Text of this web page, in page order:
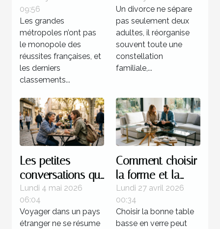
réalité française
09:56
Les grandes
métropoles n’ont pas
le monopole des
réussites françaises, et
les derniers
classements...
juridiques après
une séparation ?
Un divorce ne sépare
pas seulement deux
adultes, il réorganise
souvent toute une
constellation
familiale,...
Les petites
conversations qui
transforment
l’expérience d’un
pays
Lundi 4 mai 2026
06:04
Voyager dans un pays
étranger ne se résume
Comment choisir
la forme et la
couleur de votre
table basse en
verre ?
Lundi 27 avril 2026
00:34
Choisir la bonne table
basse en verre peut